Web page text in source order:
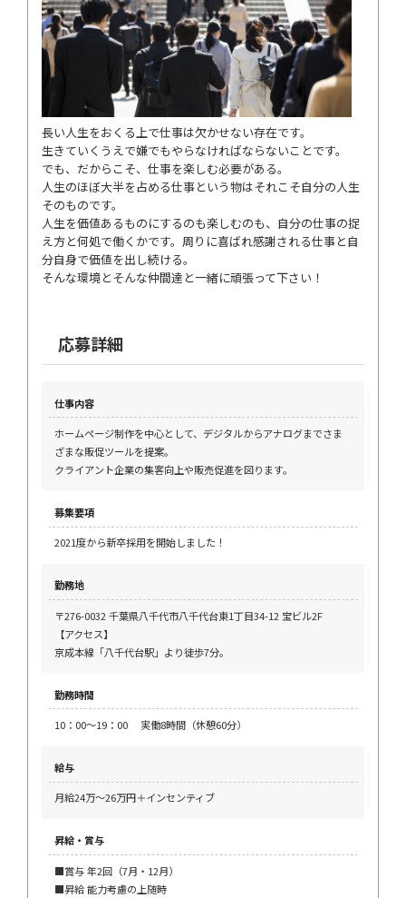
TOP COMPANY
RECRUIT ACCESS
0187-86-7511
お問い合わせ
長い人生をおくる上で仕事は欠かせない存在です。
生きていくうえで嫌でもやらなければならないことです。
でも、だからこそ、仕事を楽しむ必要がある。
人生のほぼ大半を占める仕事という物はそれこそ自分の人生
そのものです。
人生を価値あるものにするのも楽しむのも、自分の仕事の捉
え方と何処で働くかです。周りに喜ばれ感謝される仕事と自
分自身で価値を出し続ける。
そんな環境とそんな仲間達と一緒に頑張って下さい！
応募詳細
仕事内容
ホームページ制作を中心として、デジタルからアナログまでさま
ざまな販促ツールを提案。
クライアント企業の集客向上や販売促進を図ります。
募集要項
2021度から新卒採用を開始しました！
勤務地
〒276-0032 千葉県八千代市八千代台東1丁目34-12 宝ビル2F
【アクセス】
京成本線「八千代台駅」より徒歩7分。
勤務時間
10：00～19：00 実働8時間（休憩60分）
給与
月給24万～26万円＋インセンティブ
昇給・賞与
■賞与 年2回（7月・12月）
■昇給 能力考慮の上随時